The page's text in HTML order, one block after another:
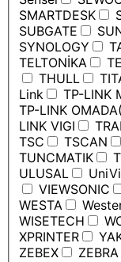
SMARTDESK
SUBGATE
SYNOLOGY
TELTONİKA
THULL
Link
TP-LINK
TP-LINK
LINK VIGI
TSC
TSCAN
TUNCMATIK
ULUSAL
VIEWSONIC
WESTA
WISETECH
XPRINTER
ZEBEX
ZEBRA